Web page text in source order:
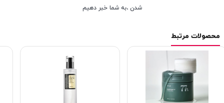
شدن ،به شما خبر دهیم
محصولات مرتبط